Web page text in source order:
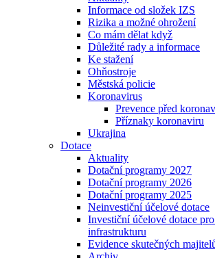
Informace od složek IZS
Rizika a možné ohrožení
Co mám dělat když
Důležité rady a informace
Ke stažení
Ohňostroje
Městská policie
Koronavirus
Prevence před
Příznaky koronaviru
Ukrajina
Dotace
Aktuality
Dotační programy 2027
Dotační programy 2026
Dotační programy 2025
Neinvestiční účelové dotace
Investiční účelové dotace
infrastrukturu
Evidence skutečných